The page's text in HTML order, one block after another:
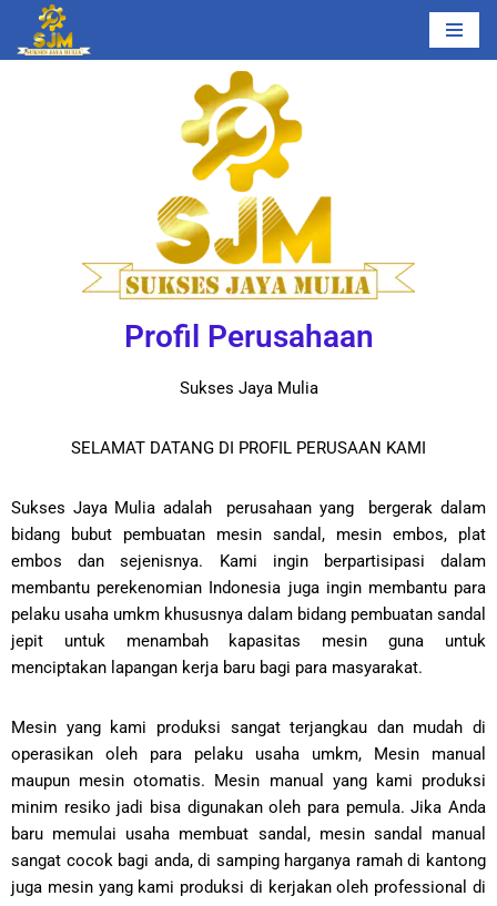
Lompat
Profil Perusahaan
Sukses Jaya Mulia
SELAMAT DATANG DI PROFIL PERUSAAN KAMI
Sukses Jaya Mulia adalah perusahaan yang bergerak dalam
bidang bubut pembuatan mesin sandal, mesin embos, plat
embos dan sejenisnya. Kami ingin berpartisipasi dalam
membantu perekenomian Indonesia juga ingin membantu para
pelaku usaha umkm khususnya dalam bidang pembuatan sandal
jepit untuk menambah kapasitas mesin guna untuk
menciptakan lapangan kerja baru bagi para masyarakat.
Mesin yang kami produksi sangat terjangkau dan mudah di
operasikan oleh para pelaku usaha umkm, Mesin manual
maupun mesin otomatis. Mesin manual yang kami produksi
minim resiko jadi bisa digunakan oleh para pemula. Jika Anda
baru memulai usaha membuat sandal, mesin sandal manual
sangat cocok bagi anda, di samping harganya ramah di kantong
juga mesin yang kami produksi di kerjakan oleh professional di